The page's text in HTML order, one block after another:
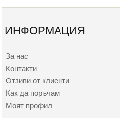
ИНФОРМАЦИЯ
За нас
Контакти
Отзиви от клиенти
Как да поръчам
Моят профил